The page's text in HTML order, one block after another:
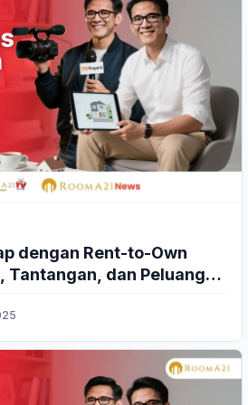
dengan Rent-to-Own
Tantangan, dan Peluang